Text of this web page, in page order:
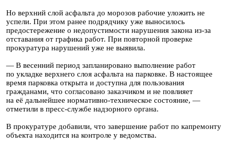
Но верхний слой асфальта до морозов рабочие уложить не
успели. При этом ранее подрядчику уже выносилось
предостережение о недопустимости нарушения закона из-за
отставания от графика работ. При повторной проверке
прокуратура нарушений уже не выявила.
— В весенний период запланировано выполнение работ
по укладке верхнего слоя асфальта на парковке. В настоящее
время парковка открыта и доступна для пользования
гражданами, что согласовано заказчиком и не повлияет
на её дальнейшее нормативно-техническое состояние, —
отметили в пресс-службе надзорного органа.
В прокуратуре добавили, что завершение работ по капремонту
объекта находится на контроле у ведомства.